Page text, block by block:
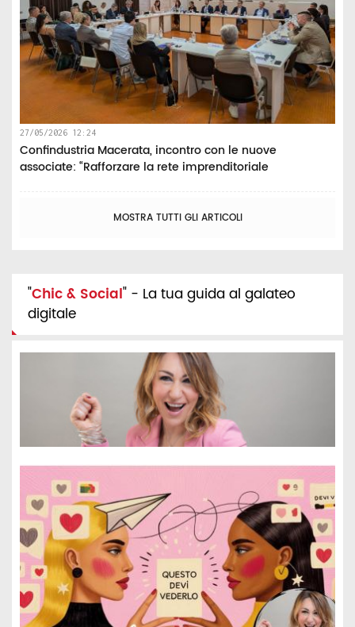
27/05/2026 12:24
Confindustria Macerata, incontro con le nuove
associate: “Rafforzare la rete imprenditoriale
MOSTRA TUTTI GLI ARTICOLI
"Chic & Social" - La tua guida al galateo
digitale